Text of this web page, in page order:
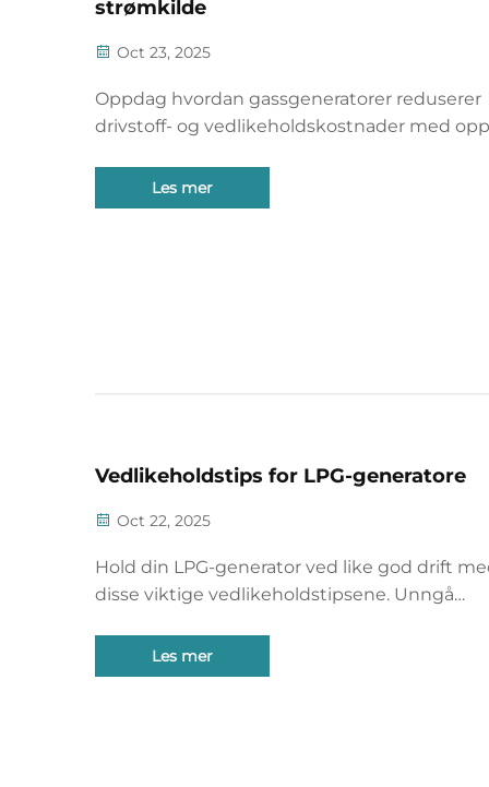
strømkilde
Oct 23, 2025
Oppdag hvordan gassgeneratorer reduserer
drivstoff- og vedlikeholdskostnader med
raskere avkastning på investeringen. Reduser
nedetid og stabiliser energibudsjettene. Lær
Les mer
Vedlikeholdstips for LPG-generatore
Oct 22, 2025
Hold din LPG-generator ved like god drift
disse viktige vedlikeholdstipsene. Unngå
strømforsyning. Lær mer nå.
Les mer